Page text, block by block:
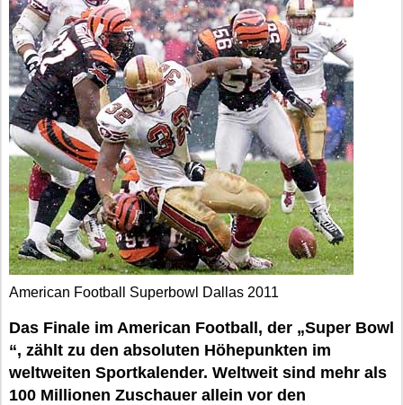
American Football Superbowl Dallas 2011
Das Finale im American Football, der „Super Bowl
“, zählt zu den absoluten Höhepunkten im
weltweiten Sportkalender. Weltweit sind mehr als
100 Millionen Zuschauer allein vor den